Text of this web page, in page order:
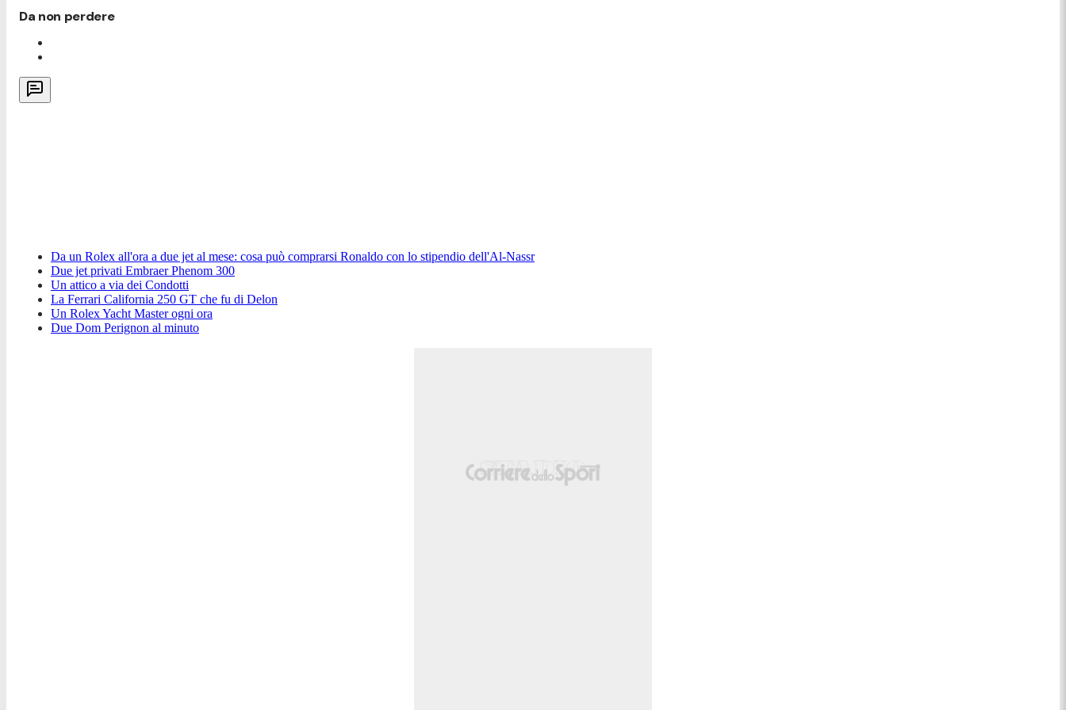
Da non perdere
Da un Rolex all'ora a due jet al mese: cosa può comprarsi Ronaldo con lo stipendio dell'Al-Nassr
Due jet privati Embraer Phenom 300
Un attico a via dei Condotti
La Ferrari California 250 GT che fu di Delon
Un Rolex Yacht Master ogni ora
Due Dom Perignon al minuto